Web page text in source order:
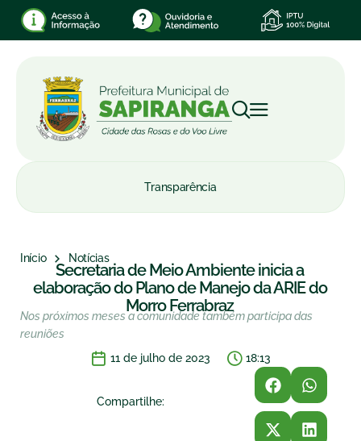
Transparência
Início Notícias
Secretaria de Meio Ambiente inicia a
elaboração do Plano de Manejo da ARIE do
Morro Ferrabraz
Nos próximos meses a comunidade também participa das
reuniões
11 de julho de 2023
18:13
Compartilhe: